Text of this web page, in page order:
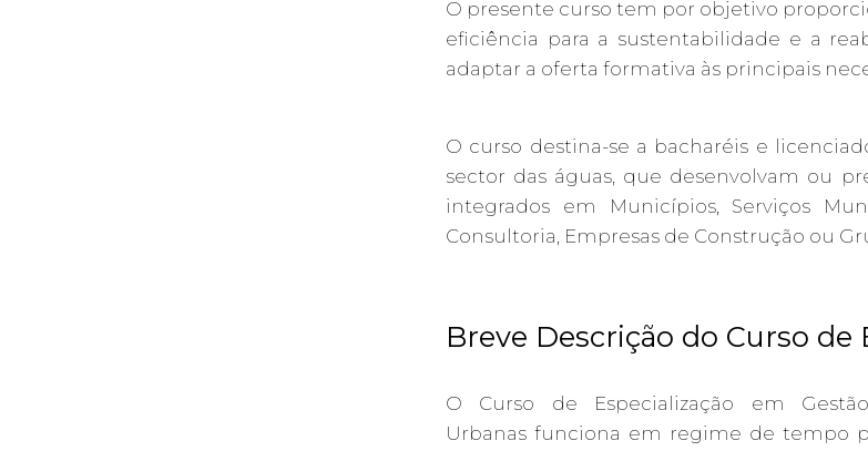
O presente curso tem por objetivo
eficiência para a sustentabilidade e a
adaptar a oferta formativa às principais
O curso destina-se a bacharéis e
sector das águas, que desenvolvam ou
integrados em Municípios, Serviços
Consultoria, Empresas de Construção ou
Breve Descrição do Curso de
O Curso de Especialização em
Urbanas funciona em regime de tempo